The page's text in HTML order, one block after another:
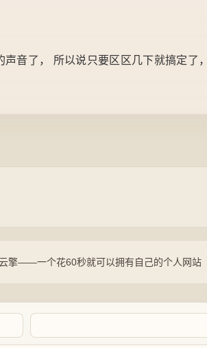
音了， 所以说只要区区几下就搞定了，
擎——一个花60秒就可以拥有自己的个人网站